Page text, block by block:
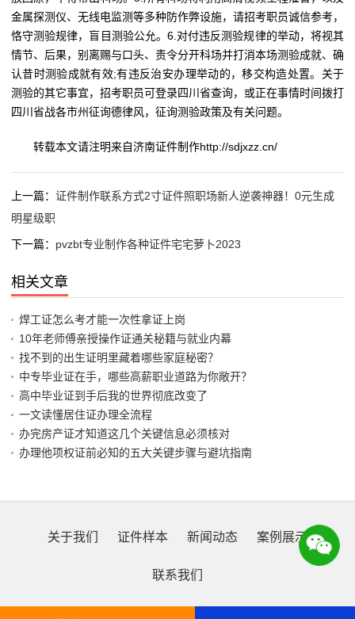
金属探测仪、无线电监测等多种防作弊设施，请招考职员诚信参考，
恪守测验规律，盲目测验公允。6.对付违反测验规律的举动，将视其
情节、后果，别离赐与口头、责令分开科场并打消本场测验成就、确
认昔时测验成就有效;有违反治安办理举动的，移交构造处置。关于
测验的其它事宜，招考职员可登录四川省查询，或正在事情时间拨打
四川省战各市州征询德律风，征询测验政策及有关问题。
转载本文请注明来自济南证件制作http://sdjxzz.cn/
上一篇： 证件制作联系方式2寸证件照职场新人逆袭神器！0元生成
明星级职
下一篇： pvzbt专业制作各种证件宅宅萝卜2023
相关文章
焊工证怎么考才能一次性拿证上岗
10年老师傅亲授操作证通关秘籍与就业内幕
找不到的出生证明里藏着哪些家庭秘密？
中专毕业证在手，哪些高薪职业道路为你敞开？
高中毕业证到手后我的世界彻底改变了
一文读懂居住证办理全流程
办完房产证才知道这几个关键信息必须核对
办理他项权证前必知的五大关键步骤与避坑指南
关于我们 证件样本 新闻动态 案例展示
联系我们